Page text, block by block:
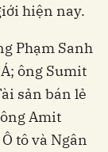
hiện nay.
Phạm Sanh
ông Sumit
sản bán lẻ
Amit
tô và Ngân